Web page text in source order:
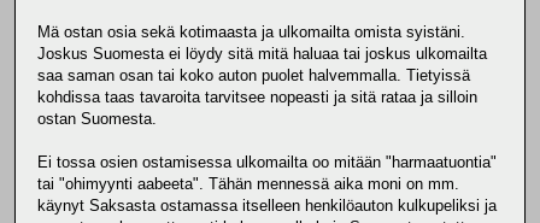
Mä ostan osia sekä kotimaasta ja ulkomailta omista syistäni.
Joskus Suomesta ei löydy sitä mitä haluaa tai joskus ulkomailta
saa saman osan tai koko auton puolet halvemmalla. Tietyissä
kohdissa taas tavaroita tarvitsee nopeasti ja sitä rataa ja silloin
ostan Suomesta.
Ei tossa osien ostamisessa ulkomailta oo mitään "harmaatuontia"
tai "ohimyynti aabeeta". Tähän mennessä aika moni on mm.
käynyt Saksasta ostamassa itselleen henkilöauton kulkupeliksi ja